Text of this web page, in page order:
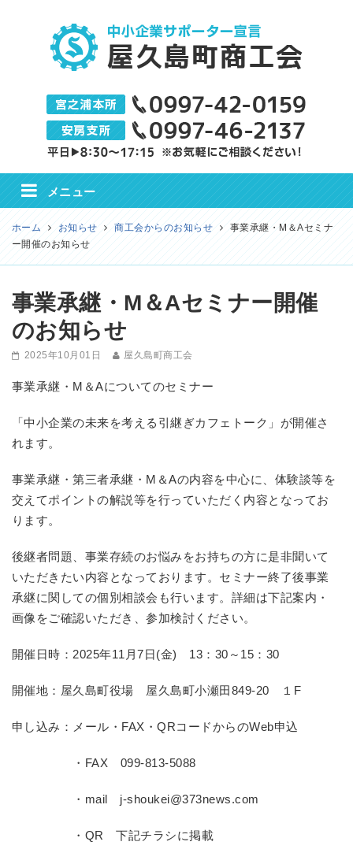
メニュー
ホーム お知らせ 商工会からのお知らせ
事業承継・M＆Aセミナ
ー開催のお知らせ
事業承継・M＆Aセミナー開催
のお知らせ
2025年10月01日 屋久島町商工会
事業承継・M＆Aについてのセミナー
「中小企業の未来を考える引継ぎカフェトーク」が開催さ
れます。
事業承継・第三者承継・M＆Aの内容を中心に、体験談等を
交えてポイントの解説等を行っていただく内容となってお
ります。
後継者問題、事業存続のお悩みをお持ちの方に是非聞いて
いただきたい内容となっております。セミナー終了後事業
承継に関しての個別相談会も行います。詳細は下記案内・
画像をご確認いただき、参加検討ください。
開催日時：2025年11月7日(金) 13：30～15：30
開催地：屋久島町役場 屋久島町小瀬田849-20 １F
申し込み：メール・FAX・QRコードからのWeb申込
・FAX 099-813-5088
・mail j-shoukei@373news.com
・QR 下記チラシに掲載